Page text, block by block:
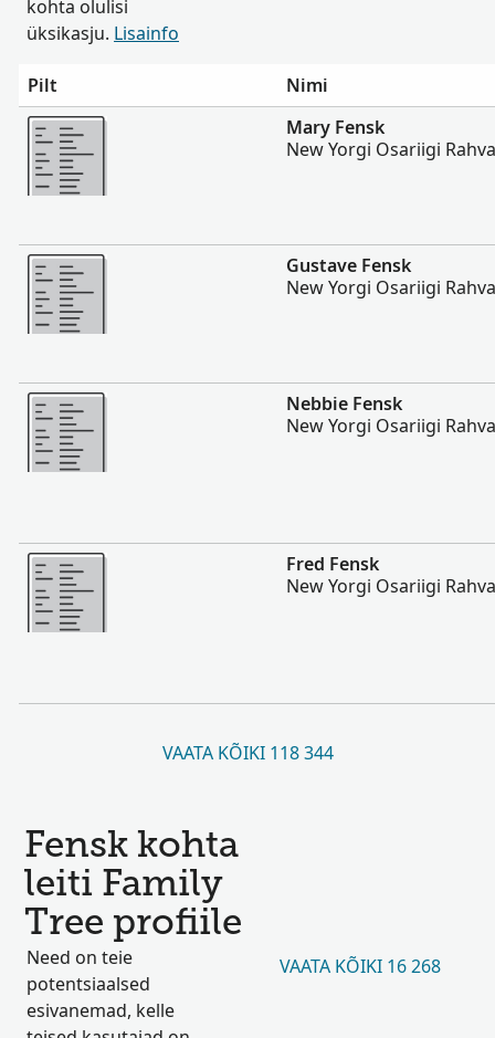
kohta olulisi
üksikasju. Lisainfo
Pilt
Nimi
Rohkem
Mary Fensk
New Yorgi Osariigi
Rohkem
Gustave Fensk
New Yorgi Osariigi
Rohkem
Nebbie Fensk
New Yorgi Osariigi
Rohkem
Fred Fensk
New Yorgi Osariigi
VAATA KÕIKI 118 344
Fensk kohta
leiti Family
Tree profiile
Need on teie
potentsiaalsed
esivanemad, kelle
VAATA KÕIKI 16 268